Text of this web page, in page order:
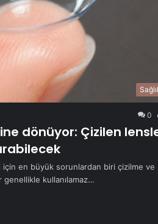
0
dönüyor: Çizilen
en büyük sorunlardan biri çizilme ve
genellikle kullanılamaz…